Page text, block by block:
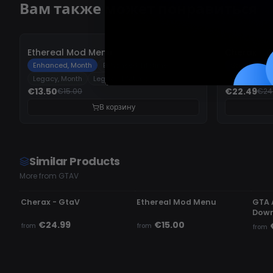
Вам также может понравиться
-10%
Ethereal Mod Menu
Enhanced, Month
Enhanced, Lifetime
Legacy, Month
Legacy, Lifetime
€13.50€15.00
В корзину
Cherax -
GtaV -
GtaV -
€22.49
Similar Products
More from GTAV
UNDETECTED
Cherax - GtaV
from €24.99
Ethereal Mod Menu
from €15.00 from